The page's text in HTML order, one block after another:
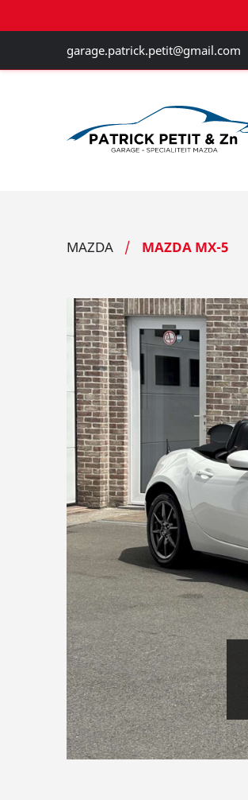
garage.patrick.petit@gmail.com
MAZDA MAZDA MX-5